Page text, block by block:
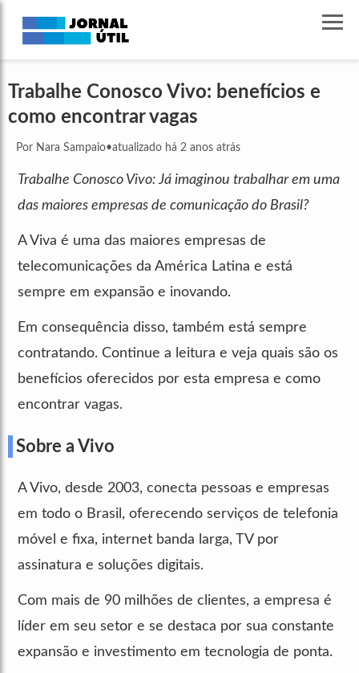
Trabalhe Conosco Vivo: benefícios e
como encontrar vagas
Por Nara Sampaio•atualizado há 2 anos atrás
Trabalhe Conosco Vivo: Já imaginou trabalhar em uma
das maiores empresas de comunicação do Brasil?
A Viva é uma das maiores empresas de
telecomunicações da América Latina e está
sempre em expansão e inovando.
Em consequência disso, também está sempre
contratando. Continue a leitura e veja quais são os
benefícios oferecidos por esta empresa e como
encontrar vagas.
Sobre a Vivo
A Vivo, desde 2003, conecta pessoas e empresas
em todo o Brasil, oferecendo serviços de telefonia
móvel e fixa, internet banda larga, TV por
assinatura e soluções digitais.
Com mais de 90 milhões de clientes, a empresa é
líder em seu setor e se destaca por sua constante
expansão e investimento em tecnologia de ponta.